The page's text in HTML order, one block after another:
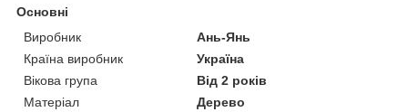
Основні
Виробник
Ань-Янь
Країна виробник
Україна
Вікова група
Від 2 років
Матеріал
Дерево